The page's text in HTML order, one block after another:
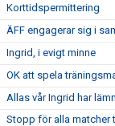
Korttidspermittering
ÄFF engagerar sig i
Ingrid, i evigt minne
OK att spela
Allas vår Ingrid har
Stopp för alla matcher